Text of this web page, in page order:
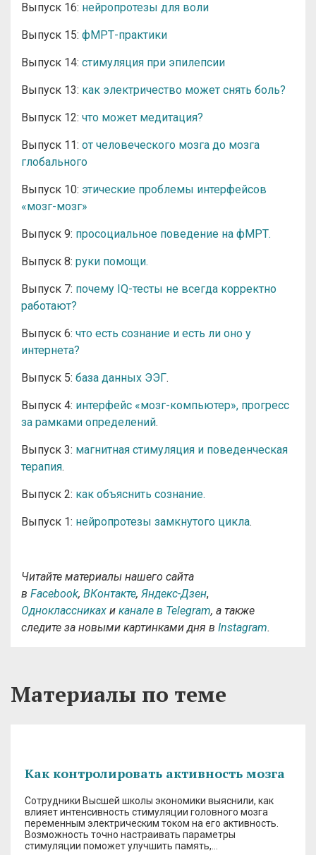
Выпуск 16: нейропротезы для воли
Выпуск 15: фМРТ-практики
Выпуск 14: стимуляция при эпилепсии
Выпуск 13: как электричество может снять боль?
Выпуск 12: что может медитация?
Выпуск 11: от человеческого мозга до мозга
глобального
Выпуск 10: этические проблемы интерфейсов
«мозг-мозг»
Выпуск 9: просоциальное поведение на фМРТ.
Выпуск 8: руки помощи.
Выпуск 7: почему IQ-тесты не всегда корректно
работают?
Выпуск 6: что есть сознание и есть ли оно у
интернета?
Выпуск 5: база данных ЭЭГ.
Выпуск 4: интерфейс «мозг-компьютер», прогресс
за рамками определений.
Выпуск 3: магнитная стимуляция и поведенческая
терапия.
Выпуск 2: как объяснить сознание.
Выпуск 1: нейропротезы замкнутого цикла.
Читайте материалы нашего сайта
в Facebook, ВКонтакте, Яндекс-Дзен,
Одноклассниках и канале в Telegram, а также
следите за новыми картинками дня в Instagram.
Материалы по теме
Как контролировать активность мозга
Сотрудники Высшей школы экономики выяснили, как
влияет интенсивность стимуляции головного мозга
переменным электрическим током на его активность.
Возможность точно настраивать параметры
стимуляции поможет улучшить память,…